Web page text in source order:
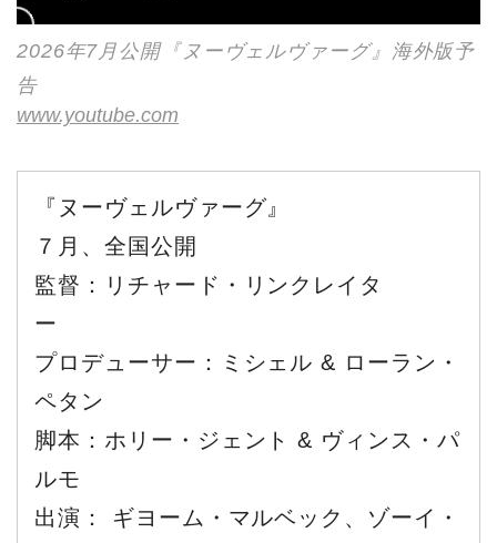
2026年7月公開『ヌーヴェルヴァーグ』海外版予
告
www.youtube.com
『ヌーヴェルヴァーグ』
７月、全国公開
監督：リチャード・リンクレイタ
ー
プロデューサー：ミシェル & ローラン・
ペタン
脚本：ホリー・ジェント & ヴィンス・パ
ルモ
出演： ギヨーム・マルベック、ゾーイ・